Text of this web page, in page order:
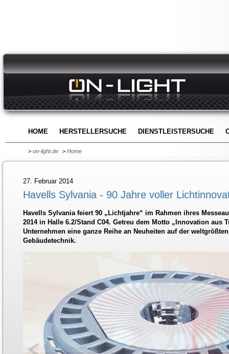
HOME HERSTELLERSUCHE DIENSTLEISTERSUCHE
> on-light.de > Home
27. Februar 2014
Havells Sylvania - 90 Jahre voller
Havells Sylvania feiert 90 „Lichtjahre“ im Rahmen ihres
2014 in Halle 6.2/Stand C04. Getreu dem Motto „Innovation aus
Unternehmen eine ganze Reihe an Neuheiten auf der
Gebäudetechnik.